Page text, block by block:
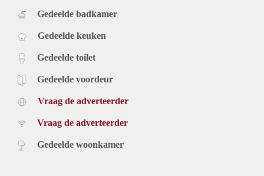
Gedeelde badkamer
Gedeelde keuken
Gedeelde toilet
Gedeelde voordeur
Vraag de adverteerder
Vraag de adverteerder
Gedeelde woonkamer